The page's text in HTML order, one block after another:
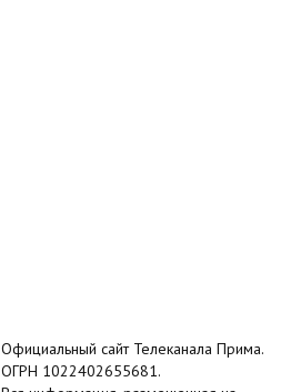
Официальный сайт Телеканала Прима.
ОГРН 1022402655681.